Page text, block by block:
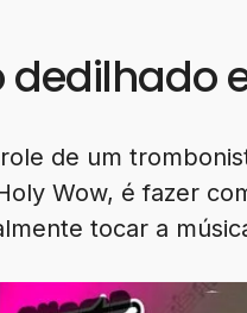
dedilhado
de um
Wow, é fazer
tocar a